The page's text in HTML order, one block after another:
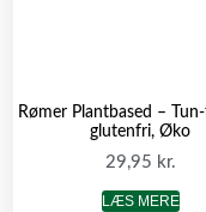
Rømer Plantbased –
glutenfri, Øko
29,95 kr.
LÆS MERE